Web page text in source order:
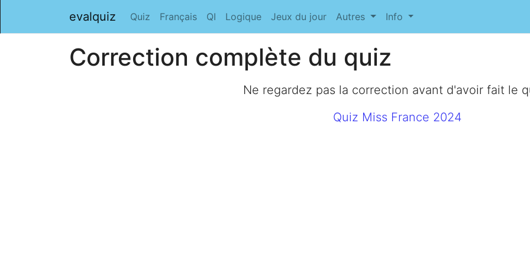
evalquiz Quiz Français QI Logique Jeux du jour Autres Info
Correction complète du quiz
Ne regardez pas la correction avant d'avoir fait le
Quiz Miss France 2024